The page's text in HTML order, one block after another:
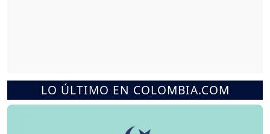
LO ÚLTIMO EN COLOMBIA.COM